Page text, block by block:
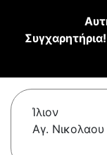
Συγχαρητήρια!
Ίλιον
Αγ.